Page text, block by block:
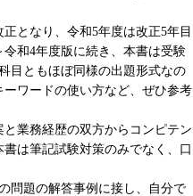
となり、令和5年度は改正5年目
和4年度版に続き、本書は受験
目ともほぼ同様の出題形式なの
ワードの使い方など、ぜひ参考
業務経歴の双方からコンピテン
は筆記試験対策のみでなく、口
問題の解答事例に接し、自分で